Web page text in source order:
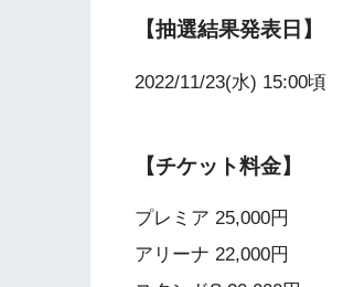
【抽選結果発表日】
2022/11/23(水) 15:00頃
【チケット料金】
プレミア 25,000円
アリーナ 22,000円